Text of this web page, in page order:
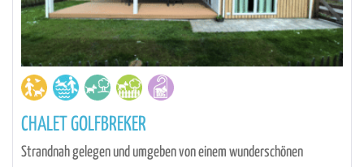
CHALET GOLFBREKER
Strandnah gelegen und umgeben von einem wunderschönen